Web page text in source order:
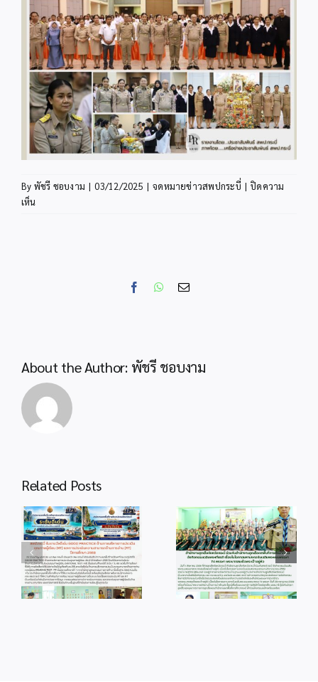
By พัชรี ชอบงาม | 03/12/2025 | จดหมายข่าวสพปกระบี่ | ปิดความ
เห็น
FacebookWhatsApp
Email
About the Author: พัชรี ชอบงาม
Related Posts
info 4-1 info 28-1